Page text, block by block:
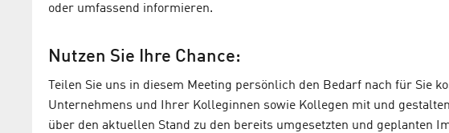
oder umfassend informieren.
Nutzen Sie Ihre Chance:
Teilen Sie uns in diesem Meeting persönlich den Bedarf nach für Sie
Unternehmens und Ihrer Kolleginnen sowie Kollegen mit und
über den aktuellen Stand zu den bereits umgesetzten und geplanten